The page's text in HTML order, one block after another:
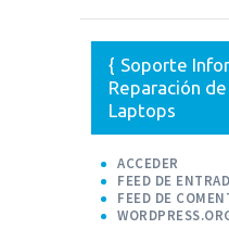
Soporte
Reparación
Laptops
ACCEDER
FEED DE
FEED DE